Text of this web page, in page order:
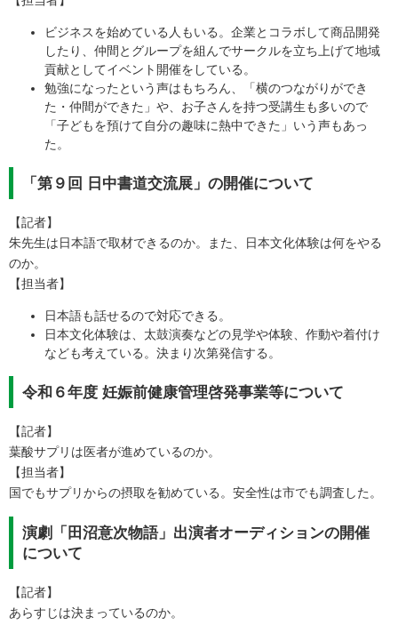
ビジネスを始めている人もいる。企業とコラボして商品開発
したり、仲間とグループを組んでサークルを立ち上げて地域
貢献としてイベント開催をしている。
勉強になったという声はもちろん、「横のつながりができ
た・仲間ができた」や、お子さんを持つ受講生も多いので
「子どもを預けて自分の趣味に熱中できた」いう声もあっ
た。
「第９回 日中書道交流展」の開催について
【記者】
朱先生は日本語で取材できるのか。また、日本文化体験は何をやる
のか。
【担当者】
日本語も話せるので対応できる。
日本文化体験は、太鼓演奏などの見学や体験、作動や着付け
なども考えている。決まり次第発信する。
令和６年度 妊娠前健康管理啓発事業等について
【記者】
葉酸サプリは医者が進めているのか。
【担当者】
国でもサプリからの摂取を勧めている。安全性は市でも調査した。
演劇「田沼意次物語」出演者オーディションの開催
について
【記者】
あらすじは決まっているのか。